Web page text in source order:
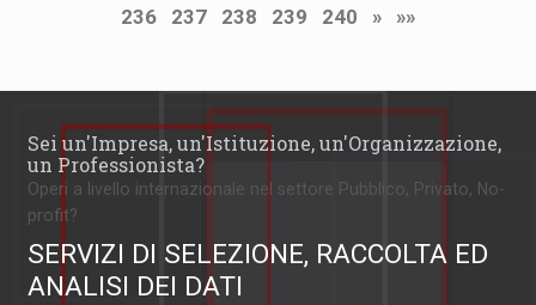
236
237 238 239 240 » »»
Sei un'Impresa, un'Istituzione, un'Organizzazione,
un Professionista?
Operi a livello internazionale nel settore Pubblico, Privato, No-
profit?
SERVIZI DI SELEZIONE, RACCOLTA ED
ANALISI DEI DATI